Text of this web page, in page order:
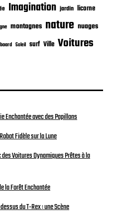
Imagination jardin licorne
montagnes nature nuages
Soleil surf Ville Voitures
Enchantée avec des Papillons
Fidèle sur la Lune
Voitures Dynamiques Prêtes à la
la Forêt Enchantée
du T-Rex : une Scène